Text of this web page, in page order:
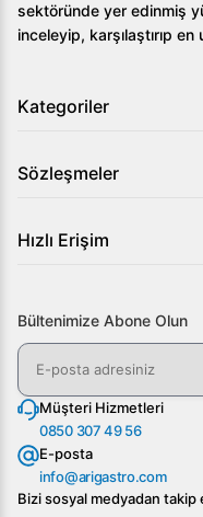
sektöründe yer edinmiş
inceleyip, karşılaştırıp
Kategoriler
Sözleşmeler
Hızlı Erişim
Bültenimize Abone Olun
Müşteri Hizmetleri
0850 307 49 56
E-posta
info@arigastro.com
Bizi sosyal medyadan takip